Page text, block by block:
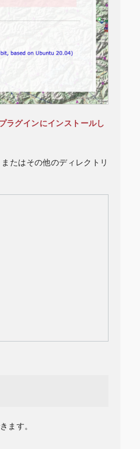
グインにインストールし
たはその他のディレクトリ
ます。